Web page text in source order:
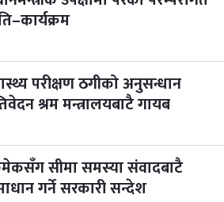
-Oct 20, 2026
Oct 21, 2026
व्रत २ महिना बाँकी
-Nov 8, 2026
३ महिना बाँकी
परीक्षण ठगीको अनुसन्धान
श्रम मन्त्रालयबाटै गायब
सीमा समस्या संवादबाटै
गर्ने सरकारी सन्देश